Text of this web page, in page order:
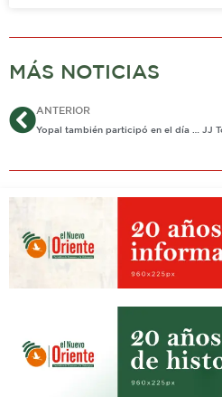
MÁS NOTICIAS
AntANTERIOR
Yopal también participó en el día del voluntario Telefónica